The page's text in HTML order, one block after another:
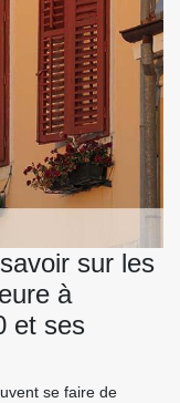
sur les
à
et ses
se faire de